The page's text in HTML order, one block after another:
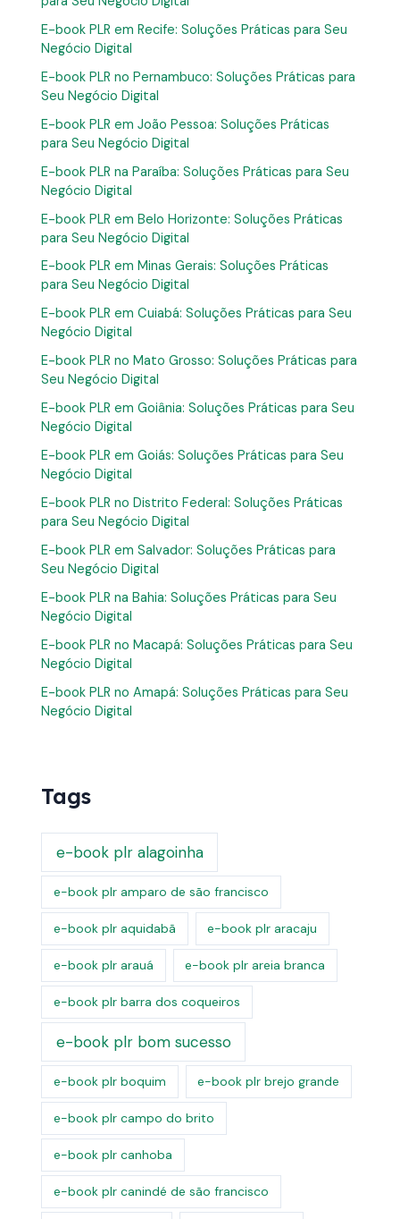
E-book PLR em Recife: Soluções Práticas para Seu
Negócio Digital
E-book PLR no Pernambuco: Soluções Práticas para
Seu Negócio Digital
E-book PLR em João Pessoa: Soluções Práticas
para Seu Negócio Digital
E-book PLR na Paraíba: Soluções Práticas para Seu
Negócio Digital
E-book PLR em Belo Horizonte: Soluções Práticas
para Seu Negócio Digital
E-book PLR em Minas Gerais: Soluções Práticas
para Seu Negócio Digital
E-book PLR em Cuiabá: Soluções Práticas para Seu
Negócio Digital
E-book PLR no Mato Grosso: Soluções Práticas para
Seu Negócio Digital
E-book PLR em Goiânia: Soluções Práticas para Seu
Negócio Digital
E-book PLR em Goiás: Soluções Práticas para Seu
Negócio Digital
E-book PLR no Distrito Federal: Soluções Práticas
para Seu Negócio Digital
E-book PLR em Salvador: Soluções Práticas para
Seu Negócio Digital
E-book PLR na Bahia: Soluções Práticas para Seu
Negócio Digital
E-book PLR no Macapá: Soluções Práticas para Seu
Negócio Digital
E-book PLR no Amapá: Soluções Práticas para Seu
Negócio Digital
Tags
e-book plr alagoinha
e-book plr amparo de são francisco
e-book plr aquidabã e-book plr aracaju
e-book plr arauá e-book plr areia branca
e-book plr barra dos coqueiros
e-book plr bom sucesso
e-book plr boquim e-book plr brejo grande
e-book plr campo do brito
e-book plr canhoba
e-book plr canindé de são francisco